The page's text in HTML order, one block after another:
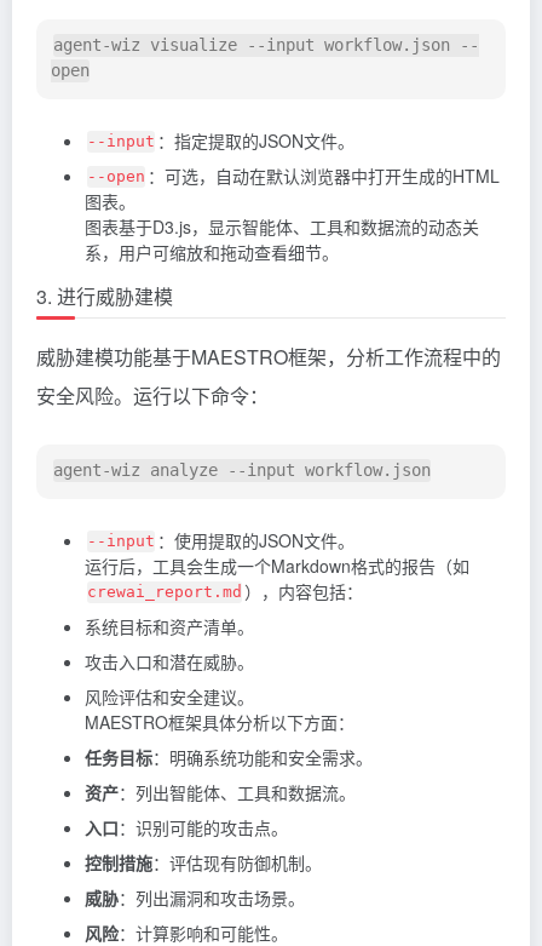
agent-wiz visualize --input workflow.json --
--input ：指定提取的JSON文件。
--open ：可选，自动在默认浏览器中打开生成的HTML
图表。
图表基于D3.js，显示智能体、工具和数据流的动态关
系，用户可缩放和拖动查看细节。
3. 进行威胁建模
威胁建模功能基于MAESTRO框架，分析工作流程中的
安全风险。运行以下命令：
--input ：使用提取的JSON文件。
运行后，工具会生成一个Markdown格式的报告（如
crewai_report.md ），内容包括：
系统目标和资产清单。
攻击入口和潜在威胁。
风险评估和安全建议。
MAESTRO框架具体分析以下方面：
任务目标：明确系统功能和安全需求。
资产：列出智能体、工具和数据流。
入口：识别可能的攻击点。
控制措施：评估现有防御机制。
威胁：列出漏洞和攻击场景。
风险：计算影响和可能性。